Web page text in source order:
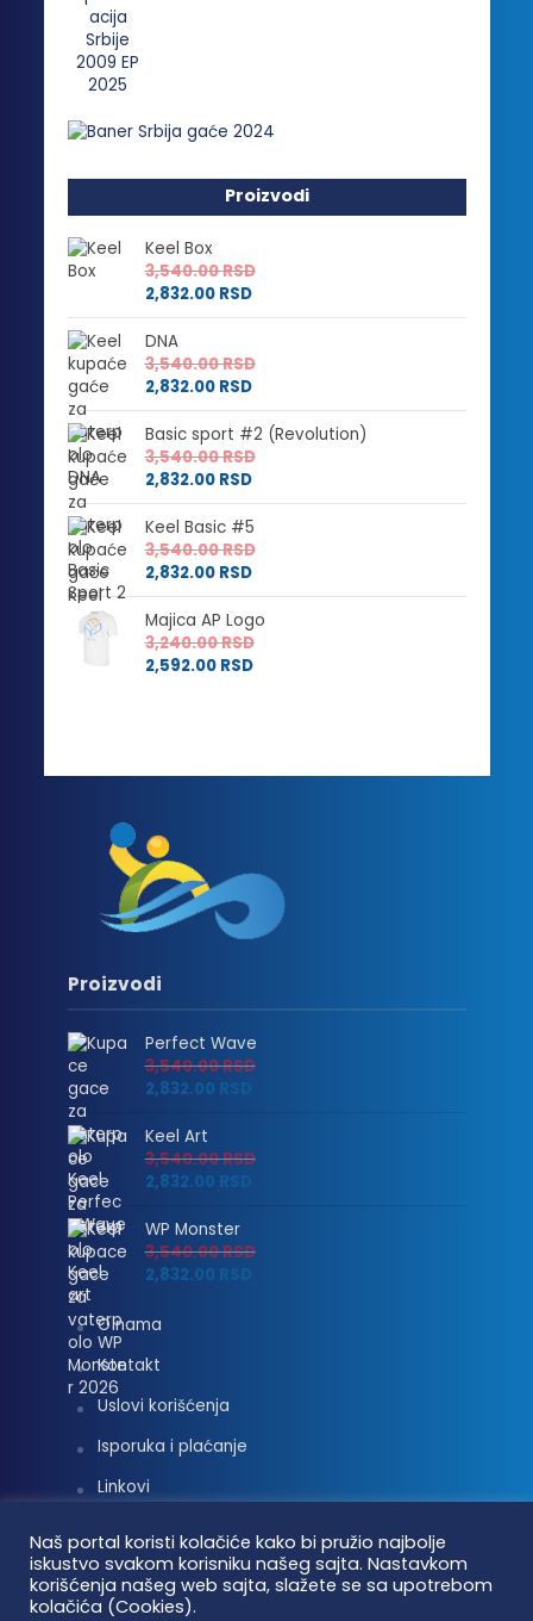
Proizvodi
Keel Box
3,540.00RSD
2,832.00 RSD
DNA
3,540.00RSD
2,832.00 RSD
Basic sport #2 (Revolution)
3,540.00RSD
2,832.00 RSD
Keel Basic #5
3,540.00RSD
2,832.00 RSD
Majica AP Logo
3,240.00RSD
2,592.00 RSD
Proizvodi
Perfect Wave
3,540.00RSD
2,832.00 RSD
Keel Art
3,540.00RSD
2,832.00 RSD
WP Monster
3,540.00RSD
2,832.00 RSD
O nama
Kontakt
Uslovi korišćenja
Isporuka i plaćanje
Linkovi
Naš portal koristi kolačiće kako bi pružio najbolje
iskustvo svakom korisniku našeg sajta. Nastavkom
korišćenja našeg web sajta, slažete se sa upotrebom
kolačića (Cookies).